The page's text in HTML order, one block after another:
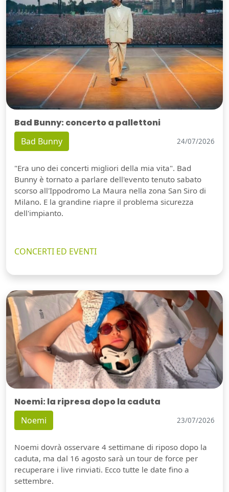
Bad Bunny: concerto a pallettoni
Bad Bunny 24/07/2026
"Era uno dei concerti migliori della mia vita". Bad
Bunny è tornato a parlare dell'evento tenuto sabato
scorso all'Ippodromo La Maura nella zona San Siro di
Milano. E la grandine riapre il problema sicurezza
dell'impianto.
CONCERTI ED EVENTI
Noemi: la ripresa dopo la caduta
Noemi 23/07/2026
Noemi dovrà osservare 4 settimane di riposo dopo la
caduta, ma dal 16 agosto sarà un tour de force per
recuperare i live rinviati. Ecco tutte le date fino a
settembre.